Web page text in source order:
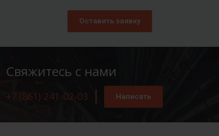
Оставить заявку
Свяжитесь с нами
+7 (861) 241-02-03 Написать